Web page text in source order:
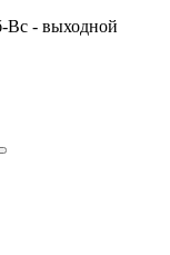
Вс - выходной